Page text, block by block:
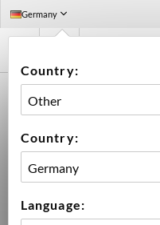
Germany
Country:
Country:
Language: